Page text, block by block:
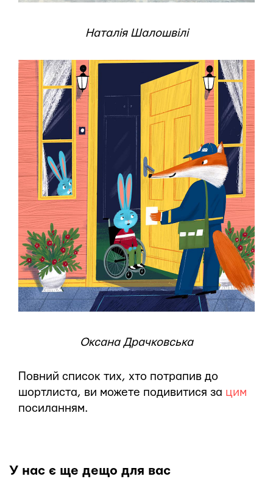
Наталія Шалошвілі
Оксана Драчковська
Повний список тих, хто потрапив до
шортлиста, ви можете подивитися за цим
посиланням.
У нас є ще дещо для вас